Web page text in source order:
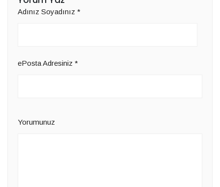
Adınız Soyadınız *
ePosta Adresiniz *
Yorumunuz